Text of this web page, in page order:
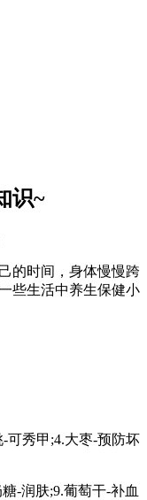
识~
的时间，身体慢慢跨
些生活中养生保健小
可秀甲;4.大枣-预防坏
-润肤;9.葡萄干-补血